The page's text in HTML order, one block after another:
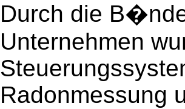
Durch die
Unternehmen
Radonmessung